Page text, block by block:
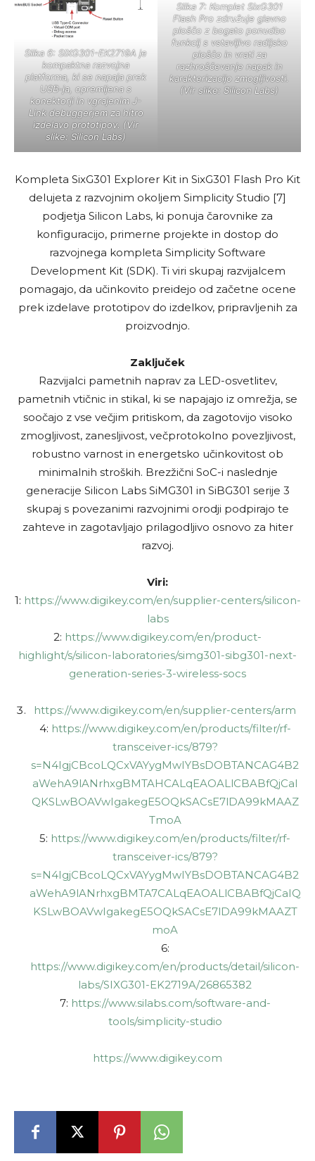
Slika 6: SIXG301-EK2719A je
kompaktna razvojna
platforma, ki se napaja prek
USB-ja, opremljena s
konektorji in vgrajenim J-
Link debuggerjem za hitro
izdelavo prototipov. (Vir
slike: Silicon Labs)
Slika 7: Komplet SixG301
Flash Pro združuje glavno
ploščo z bogato ponudbo
funkcij s vstavljivo radijsko
ploščo in vrati za
razhroščevanje napak in
karakterizacijo zmogljivosti.
(Vir slike: Silicon Labs)
Kompleta SixG301 Explorer Kit in SixG301 Flash Pro Kit
delujeta z razvojnim okoljem Simplicity Studio [7]
podjetja Silicon Labs, ki ponuja čarovnike za
konfiguracijo, primerne projekte in dostop do
razvojnega kompleta Simplicity Software
Development Kit (SDK). Ti viri skupaj razvijalcem
pomagajo, da učinkovito preidejo od začetne ocene
prek izdelave prototipov do izdelkov, pripravljenih za
proizvodnjo.
Zaključek
Razvijalci pametnih naprav za LED-osvetlitev,
pametnih vtičnic in stikal, ki se napajajo iz omrežja, se
soočajo z vse večjim pritiskom, da zagotovijo visoko
zmogljivost, zanesljivost, večprotokolno povezljivost,
robustno varnost in energetsko učinkovitost ob
minimalnih stroških. Brezžični SoC-i naslednje
generacije Silicon Labs SiMG301 in SiBG301 serije 3
skupaj s povezanimi razvojnimi orodji podpirajo te
zahteve in zagotavljajo prilagodljivo osnovo za hiter
razvoj.
Viri:
1: https://www.digikey.com/en/supplier-centers/silicon-
labs
2: https://www.digikey.com/en/product-
highlight/s/silicon-laboratories/simg301-sibg301-next-
generation-series-3-wireless-socs
https://www.digikey.com/en/supplier-centers/arm
4: https://www.digikey.com/en/products/filter/rf-
transceiver-ics/879?
s=N4IgjCBcoLQCxVAYygMwIYBsDOBTANCAG4B2
aWehA9lANrhxgBMTAHCALqEAOALlCBABfQjCaI
QKSLwBOAVwIgakegE5OQkSACsE7lDA99kMAAZ
TmoA
5: https://www.digikey.com/en/products/filter/rf-
transceiver-ics/879?
s=N4IgjCBcoLQCxVAYygMwIYBsDOBTANCAG4B2
aWehA9lANrhxgBMTA7CALqEAOALlCBABfQjCaIQ
KSLwBOAVwIgakegE5OQkSACsE7lDA99kMAAZT
moA
6:
https://www.digikey.com/en/products/detail/silicon-
labs/SIXG301-EK2719A/26865382
7: https://www.silabs.com/software-and-
tools/simplicity-studio
https://www.digikey.com